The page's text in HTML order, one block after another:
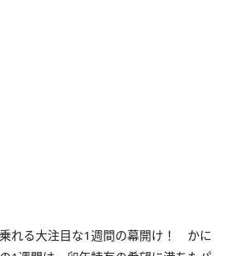
れる大注目な1週間の幕開け！ かに